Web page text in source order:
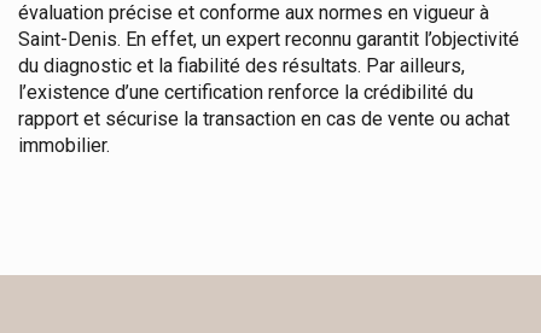
évaluation précise et conforme aux normes en vigueur à
Saint-Denis. En effet, un expert reconnu garantit l’objectivité
du diagnostic et la fiabilité des résultats. Par ailleurs,
l’existence d’une certification renforce la crédibilité du
rapport et sécurise la transaction en cas de vente ou achat
immobilier.